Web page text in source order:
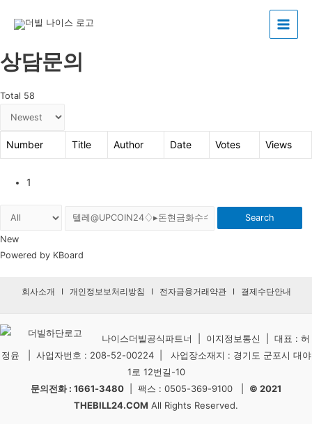
Main
상담문의
Total 58
Number Title Author Date Votes Views
1
Search
New
Powered by KBoard
회사소개 I 개인정보보처리방침 I 전자금융거래약관I 결제수단안내
나이스더빌공식파트너 | 이지정보통신 | 대표 : 허
정윤 | 사업자번호 : 208-52-00224 | 사업장소재지 : 경기도 군포시 대야
1로 12번길-10
문의전화 : 1661-3480 | 팩스 : 0505-369-9100 | © 2021
THEBILL24.COM All Rights Reserved.